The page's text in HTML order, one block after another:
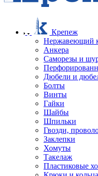
Крепеж
Нержавеющий
Анкера
Саморезы и
Дюбели и
Болты
Винты
Гайки
Шайбы
Шпильки
Гвозди,
Заклепки
Хомуты
Такелаж
Пластиковые